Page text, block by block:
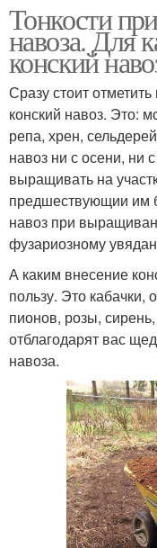
Тонкости
навоза. Для
конский
Сразу стоит
конский навоз. Это:
репа, хрен,
навоз ни с осени, ни
выращивать на
предшествующии им
навоз при
фузариозному
А каким внесение
пользу. Это кабачки,
пионов, розы,
отблагодарят вас
навоза.